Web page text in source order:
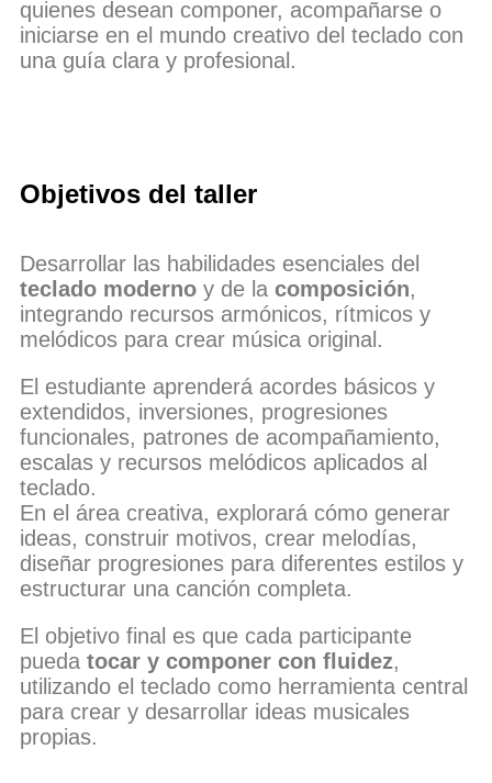
quienes desean componer, acompañarse o
iniciarse en el mundo creativo del teclado con
una guía clara y profesional.
Objetivos del taller
Desarrollar las habilidades esenciales del
teclado moderno y de la composición,
integrando recursos armónicos, rítmicos y
melódicos para crear música original.
El estudiante aprenderá acordes básicos y
extendidos, inversiones, progresiones
funcionales, patrones de acompañamiento,
escalas y recursos melódicos aplicados al
teclado.
En el área creativa, explorará cómo generar
ideas, construir motivos, crear melodías,
diseñar progresiones para diferentes estilos y
estructurar una canción completa.
El objetivo final es que cada participante
pueda tocar y componer con fluidez,
utilizando el teclado como herramienta central
para crear y desarrollar ideas musicales
propias.